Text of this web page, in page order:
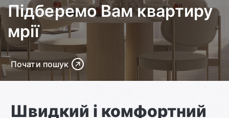
Підберемо Вам квартиру
мрії
Почати пошук
Швидкий і комфортний